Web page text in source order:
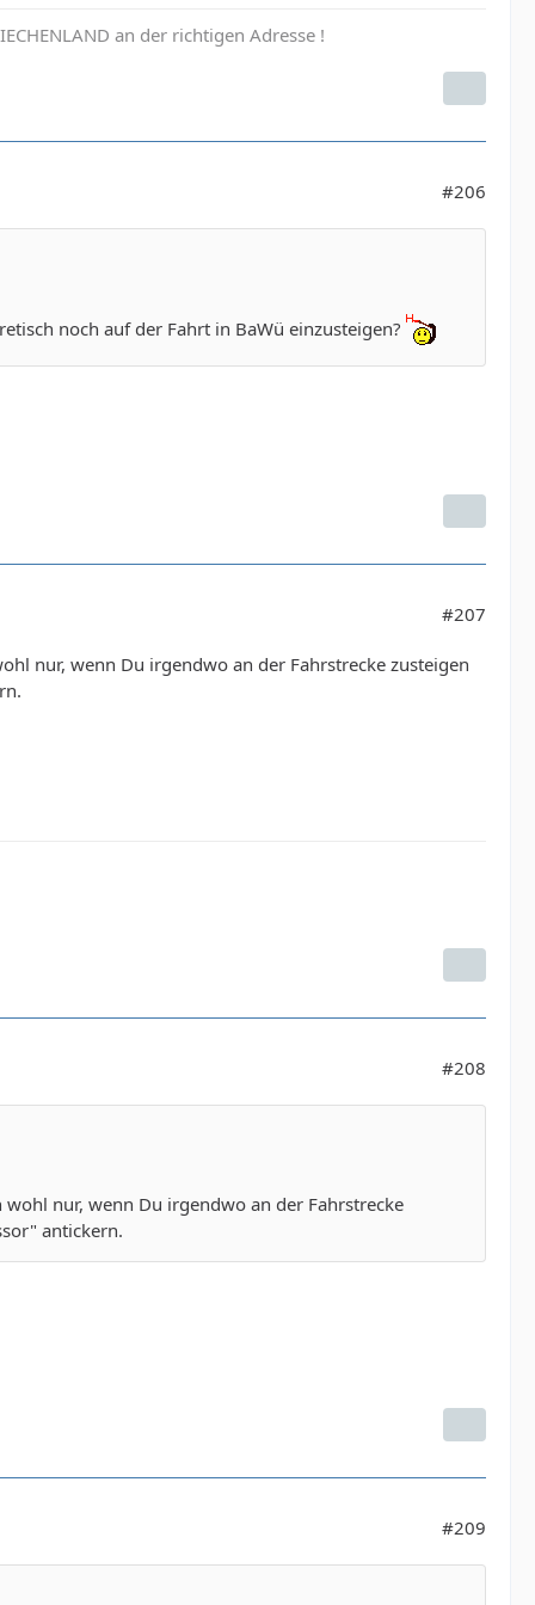
an der richtigen Adresse !
#206
noch auf der Fahrt in BaWü einzusteigen?
#207
nur, wenn Du irgendwo an der Fahrstrecke zusteigen
#208
nur, wenn Du irgendwo an der Fahrstrecke
antickern.
#209